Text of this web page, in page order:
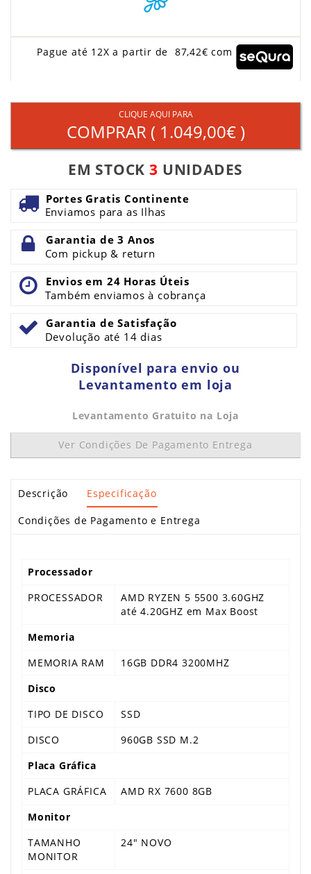
Pague até 12X a partir de 87,42€ com
CLIQUE AQUI PARA
COMPRAR ( 1.049,00€)
EM STOCK3 UNIDADES
Portes Gratis Continente
Enviamos para as Ilhas
Garantia de 3 Anos
Com pickup & return
Envios em 24 Horas Úteis
Também enviamos à cobrança
Garantia de Satisfação
Devolução até 14 dias
Disponível para envio ou
Levantamento em loja
Levantamento Gratuito na Loja
Ver Condições De Pagamento Entrega
Descrição Especificação
Condições de Pagamento e Entrega
Processador
PROCESSADOR
AMD RYZEN 5 5500 3.60GHZ
até 4.20GHZ em Max Boost
Memoria
MEMORIA RAM
16GB DDR4 3200MHZ
Disco
TIPO DE DISCO
SSD
DISCO
960GB SSD M.2
Placa Gráfica
PLACA GRÁFICA
AMD RX 7600 8GB
Monitor
TAMANHO
MONITOR
24" NOVO